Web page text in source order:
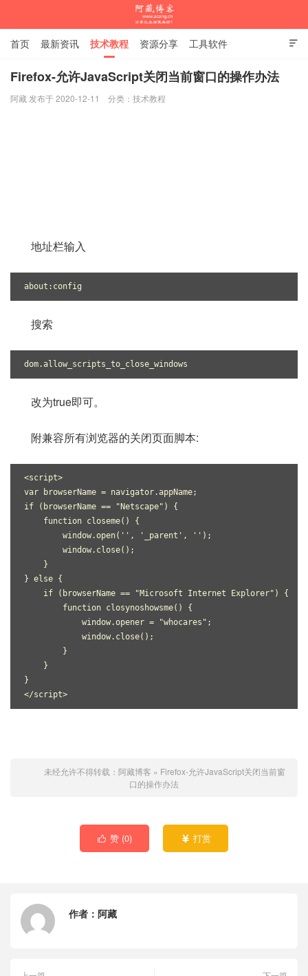

首页 最新资讯 技术教程 资源分享 工具软件
杂谈随笔
Firefox-允许JavaScript关闭当前窗口的操作办法
阿藏 发布于 2020-12-11 分类： 技术教程
地址栏输入
about:config
搜索
dom.allow_scripts_to_close_windows
改为true即可。
附兼容所有浏览器的关闭页面脚本:
<script>
var browserName = navigator.appName;
if (browserName == "Netscape") {
    function closeme() {
        window.open('', '_parent', '');
        window.close();
    }
} else {
    if (browserName == "Microsoft Internet Explorer") {
        function closynoshowsme() {
            window.opener = "whocares";
            window.close();
        }
    }
}
</script>
未经允许不得转载： 阿藏博客 » Firefox-允许JavaScript关闭当前窗
口的操作办法
 赞 (0)  打赏
作者： 阿藏